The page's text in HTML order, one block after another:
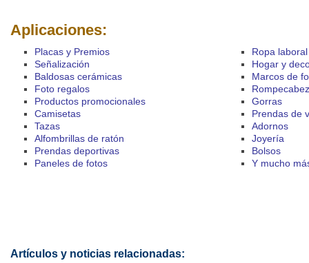
Aplicaciones:
Placas y Premios
Señalización
Baldosas cerámicas
Foto regalos
Productos promocionales
Camisetas
Tazas
Alfombrillas de ratón
Prendas deportivas
Paneles de fotos
Ropa laboral
Hogar y
Marcos de
Gorras
Prendas de
Adornos
Joyería
Bolsos
Y mucho
Artículos y noticias relacionadas: